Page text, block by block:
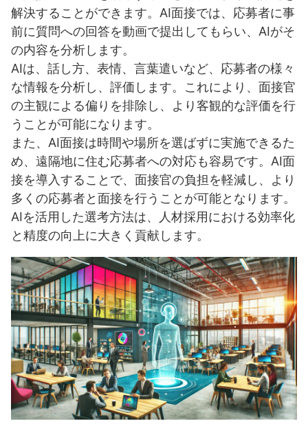
解決することができます。AI面接では、応募者に事
前に質問への回答を動画で提出してもらい、AIがそ
の内容を分析します。
AIは、話し方、表情、言葉遣いなど、応募者の様々
な情報を分析し、評価します。これにより、面接官
の主観による偏りを排除し、より客観的な評価を行
うことが可能になります。
また、AI面接は時間や場所を選ばずに実施できるた
め、遠隔地に住む応募者への対応も容易です。AI面
接を導入することで、面接官の負担を軽減し、より
多くの応募者と面接を行うことが可能となります。
AIを活用した選考方法は、人材採用における効率化
と精度の向上に大きく貢献します。